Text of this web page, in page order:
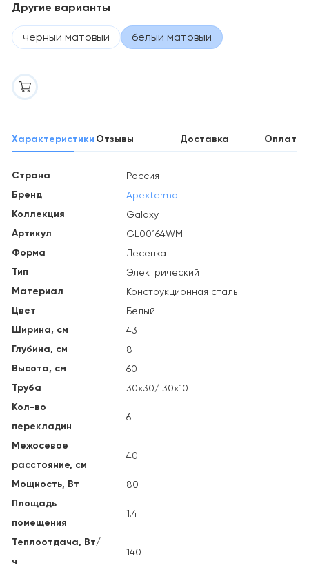
Другие варианты
черный матовый белый матовый
Характеристики Отзывы Доставка Оплата
Страна Россия
Бренд Apextermo
Коллекция Galaxy
Артикул GL00164WM
Форма Лесенка
Тип Электрический
Материал Конструкционная сталь
Цвет Белый
Ширина, см 43
Глубина, см 8
Высота, см 60
Труба 30х30/ 30х10
Кол-во
перекладин
6
Межосевое
расстояние, см
40
Мощность, Вт 80
Площадь
помещения
1.4
Теплоотдача, Вт/
ч
140